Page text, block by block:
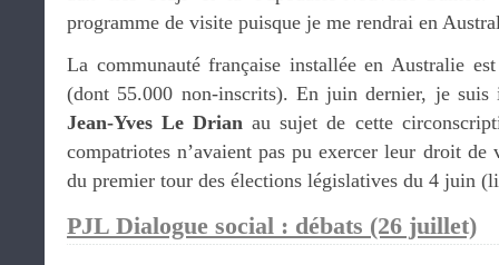
programme de visite puisque je me rendrai en
La communauté française installée en Australie
(dont 55.000 non-inscrits). En juin dernier, je suis
Jean-Yves Le Drian au sujet de cette
compatriotes n’avaient pas pu exercer leur droit de
du premier tour des élections législatives du 4 juin
PJL Dialogue social : débats (26 juillet)